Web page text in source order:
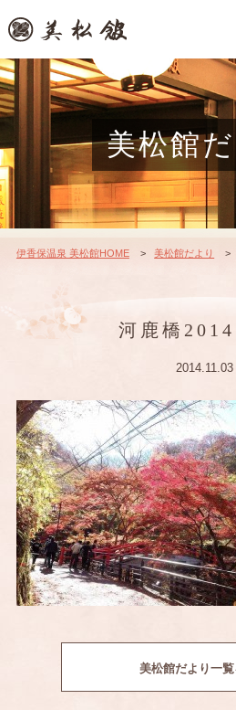
美松館
伊香保温泉 美松館HOME 美松館だより
河鹿橋
2014.11.03
美松館だより一